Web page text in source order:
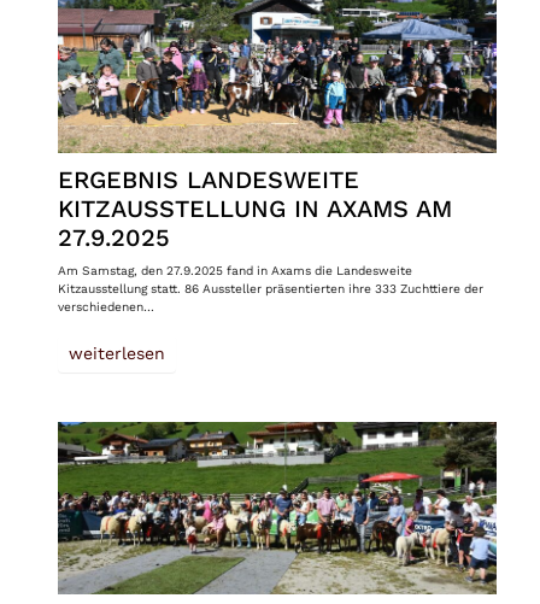
ERGEBNIS LANDESWEITE
KITZAUSSTELLUNG IN AXAMS AM
27.9.2025
Am Samstag, den 27.9.2025 fand in Axams die Landesweite
Kitzausstellung statt. 86 Aussteller präsentierten ihre 333 Zuchttiere der
verschiedenen…
weiterlesen